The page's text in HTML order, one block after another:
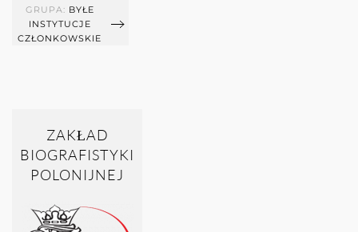
GRUPA: BYŁE
INSTYTUCJE
CZŁONKOWSKIE
ZAKŁAD
BIOGRAFISTYKI
POLONIJNEJ